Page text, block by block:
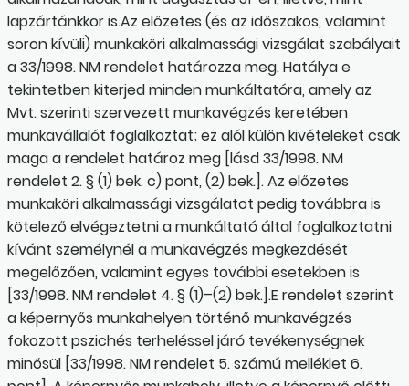
lapzártánkkor is.Az előzetes (és az időszakos, valamint
soron kívüli) munkaköri alkalmassági vizsgálat szabályait
a 33/1998. NM rendelet határozza meg. Hatálya e
tekintetben kiterjed minden munkáltatóra, amely az
Mvt. szerinti szervezett munkavégzés keretében
munkavállalót foglalkoztat; ez alól külön kivételeket csak
maga a rendelet határoz meg [lásd 33/1998. NM
rendelet 2. § (1) bek. c) pont, (2) bek.]. Az előzetes
munkaköri alkalmassági vizsgálatot pedig továbbra is
kötelező elvégeztetni a munkáltató által foglalkoztatni
kívánt személynél a munkavégzés megkezdését
megelőzően, valamint egyes további esetekben is
[33/1998. NM rendelet 4. § (1)–(2) bek.].E rendelet szerint
a képernyős munkahelyen történő munkavégzés
fokozott pszichés terheléssel járó tevékenységnek
minősül [33/1998. NM rendelet 5. számú melléklet 6.